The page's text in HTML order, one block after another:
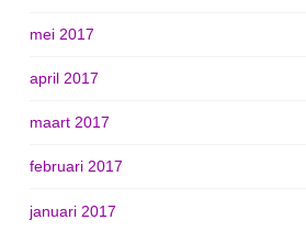
mei 2017
april 2017
maart 2017
februari 2017
januari 2017